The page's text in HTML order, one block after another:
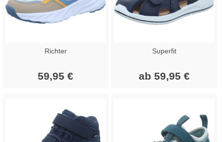
Richter
59,95 €
Superfit
ab 59,95 €